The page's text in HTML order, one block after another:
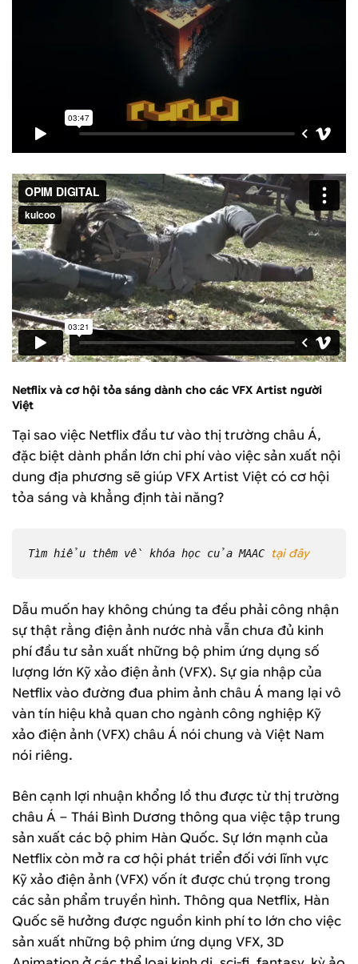
Netflix và cơ hội tỏa sáng dành cho các VFX Artist người
Việt
Tại sao việc Netflix đầu tư vào thị trường châu Á,
đặc biệt dành phần lớn chi phí vào việc sản xuất nội
dung địa phương sẽ giúp VFX Artist Việt có cơ hội
tỏa sáng và khẳng định tài năng?
Tìm hiểu thêm về khóa học của MAAC tại đây
Dẫu muốn hay không chúng ta đều phải công nhận
sự thật rằng điện ảnh nước nhà vẫn chưa đủ kinh
phí đầu tư sản xuất những bộ phim ứng dụng số
lượng lớn Kỹ xảo điện ảnh (VFX). Sự gia nhập của
Netflix vào đường đua phim ảnh châu Á mang lại vô
vàn tín hiệu khả quan cho ngành công nghiệp Kỹ
xảo điện ảnh (VFX) châu Á nói chung và Việt Nam
nói riêng.
Bên cạnh lợi nhuận khổng lồ thu được từ thị trường
châu Á – Thái Bình Dương thông qua việc tập trung
sản xuất các bộ phim Hàn Quốc. Sự lớn mạnh của
Netflix còn mở ra cơ hội phát triển đối với lĩnh vực
Kỹ xảo điện ảnh (VFX) vốn ít được chú trọng trong
các sản phẩm truyền hình. Thông qua Netflix, Hàn
Quốc sẽ hưởng được nguồn kinh phí to lớn cho việc
sản xuất những bộ phim ứng dụng VFX, 3D